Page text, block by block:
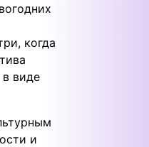
когда
виде
и